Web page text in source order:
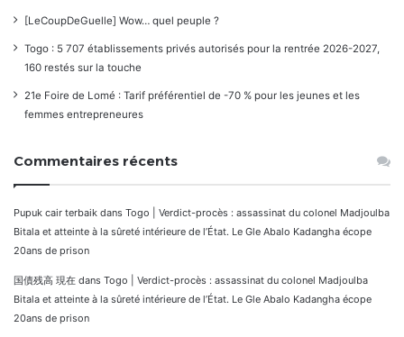
[LeCoupDeGuelle] Wow… quel peuple ?
Togo : 5 707 établissements privés autorisés pour la rentrée 2026-2027,
160 restés sur la touche
21e Foire de Lomé : Tarif préférentiel de -70 % pour les jeunes et les
femmes entrepreneures
Commentaires récents
Pupuk cair terbaik dans Togo | Verdict-procès : assassinat du colonel Madjoulba
Bitala et atteinte à la sûreté intérieure de l’État. Le Gle Abalo Kadangha écope
20ans de prison
国債残高 現在 dans Togo | Verdict-procès : assassinat du colonel Madjoulba
Bitala et atteinte à la sûreté intérieure de l’État. Le Gle Abalo Kadangha écope
20ans de prison